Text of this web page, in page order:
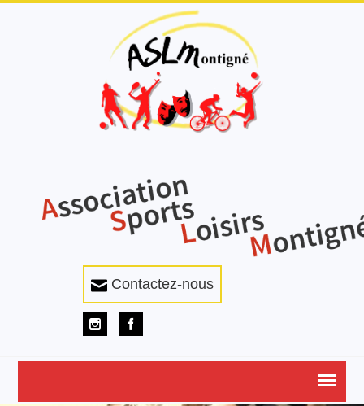
Contactez-nous